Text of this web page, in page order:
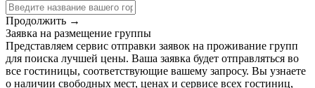
Продолжить →
Заявка на размещение группы
Представляем сервис отправки заявок на проживание групп
для поиска лучшей цены. Ваша заявка будет отправляться во
все гостиницы, соответствующие вашему запросу. Вы узнаете
о наличии свободных мест, ценах и сервисе всех гостиниц,